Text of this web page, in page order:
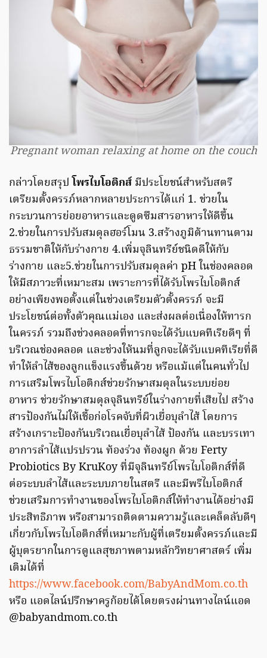
Pregnant woman relaxing at home on the couch
กล่าวโดยสรุปโพรไบโอติกส์ มีประโยชน์สำหรับสตรี
เตรียมตั้งครรภ์หลากหลายประการได้แก่ 1. ช่วยใน
กระบวนการย่อยอาหารและดูดซึมสารอาหารให้ดีขึ้น
2.ช่วยในการปรับสมดุลฮอร์โมน 3.สร้างภูมิต้านทานตาม
ธรรมชาติให้กับร่างกาย 4.เพิ่มจุลินทรีย์ชนิดดีให้กับ
ร่างกาย และ5.ช่วยในการปรับสมดุลค่า pH ในช่องคลอด
ให้มีสภาวะที่เหมาะสม เพราะการที่ได้รับโพรไบโอติกส์
อย่างเพียงพอตั้งแต่ในช่วงเตรียมตัวตั้งครรภ์ จะมี
ประโยชน์ต่อทั้งตัวคุณแม่เอง และส่งผลต่อเนื่องให้ทารก
ในครรภ์ รวมถึงช่วงคลอดที่ทารกจะได้รับแบคทีเรียดีๆ ที่
บริเวณช่องคลอด และช่วงให้นมที่ลูกจะได้รับแบคทีเรียที่ดี
ทำให้ลำไส้ของลูกแข็งแรงขึ้นด้วย หรือแม้แต่ในคนทั่วไป
การเสริมโพรไบโอติกส์ช่วยรักษาสมดุลในระบบย่อย
อาหาร ช่วยรักษาสมดุลจุลินทรีย์ในร่างกายที่เสียไป สร้าง
สารป้องกันไม่ให้เชื้อก่อโรคจับที่ผิวเยื่อบุลำไส้ โดยการ
สร้างเกราะป้องกันบริเวณเยื่อบุลำไส้ ป้องกัน และบรรเทา
อาการลำไส้แปรปรวน ท้องร่วง ท้องผูก ด้วย Ferty
Probiotics By KruKoy ที่มีจุลินทรีย์โพรไบโอติกส์ที่ดี
ต่อระบบลำไส้และระบบภายในสตรี และมีพรีไบโอติกส์
ช่วยเสริมการทำงานของโพรไบโอติกส์ให้ทำงานได้อย่างมี
ประสิทธิภาพ หรือสามารถติดตามความรู้และเคล็ดลับดีๆ
เกี่ยวกับโพรไบโอติกส์ที่เหมาะกับผู้ที่เตรียมตั้งครรภ์และมี
ผู้บุตรยากในการดูแลสุขภาพตามหลักวิทยาศาสตร์ เพิ่ม
เติมได้ที่
https://www.facebook.com/BabyAndMom.co.th
หรือ แอดไลน์ปรึกษาครูก้อยได้โดยตรงผ่านทางไลน์แอด
@babyandmom.co.th